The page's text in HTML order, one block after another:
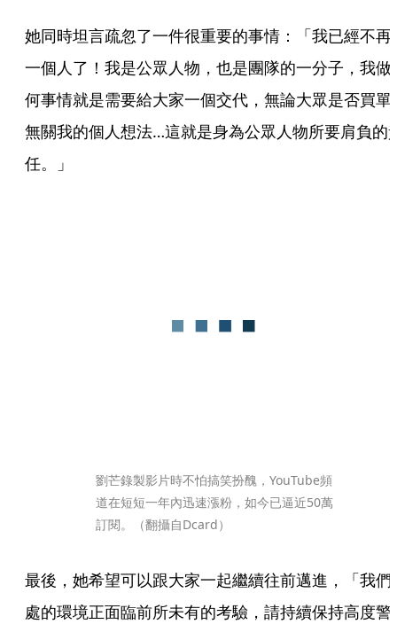
她同時坦言疏忽了一件很重要的事情：「我已經不再
一個人了！我是公眾人物，也是團隊的一分子，我做
何事情就是需要給大家一個交代，無論大眾是否買單
無關我的個人想法…這就是身為公眾人物所要肩負的
任。」
劉芒錄製影片時不怕搞笑扮醜，YouTube頻
道在短短一年內迅速漲粉，如今已逼近50萬
訂閱。（翻攝自Dcard）
最後，她希望可以跟大家一起繼續往前邁進，「我們
處的環境正面臨前所未有的考驗，請持續保持高度警